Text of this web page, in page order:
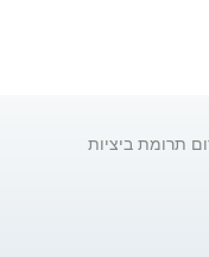
תרומת ביציות